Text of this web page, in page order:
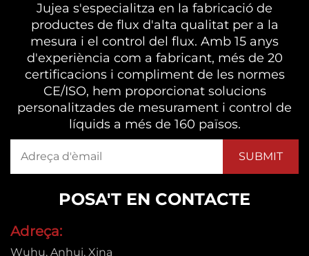
Jujea s'especialitza en la fabricació de
productes de flux d'alta qualitat per a la
mesura i el control del flux. Amb 15 anys
d'experiència com a fabricant, més de 20
certificacions i compliment de les normes
CE/ISO, hem proporcionat solucions
personalitzades de mesurament i control de
líquids a més de 160 països.
POSA'T EN CONTACTE
Adreça:
Wuhu, Anhui, Xina